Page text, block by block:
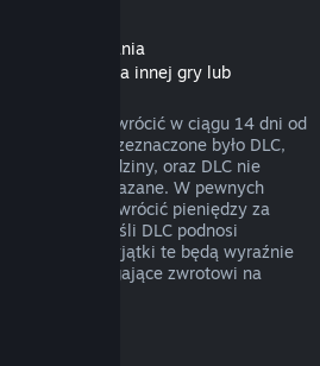
do pobrania
dostępnej dla innej gry lub
można zwrócić w ciągu 14 dni od
którego przeznaczone było DLC,
niż dwie godziny, oraz DLC nie
lub przekazane. W pewnych
w stanie zwrócić pieniędzy za
przykład jeśli DLC podnosi
z gry). Wyjątki te będą wyraźnie
jako niepodlegające zwrotowi na